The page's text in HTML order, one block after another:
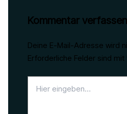
Kommentar verfassen
Deine E-Mail-Adresse wird
Erforderliche Felder sind mit
eingeben…